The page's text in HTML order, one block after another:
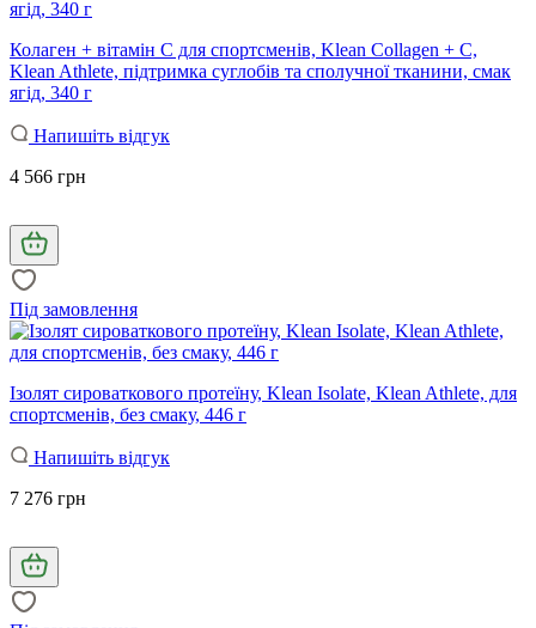
Колаген + вітамін С для спортсменів, Klean Collagen + C,
Klean Athlete, підтримка суглобів та сполучної тканини, смак
ягід, 340 г
Напишіть відгук
4 566 грн
Під замовлення
Ізолят сироваткового протеїну, Klean Isolate, Klean Athlete, для
спортсменів, без смаку, 446 г
Напишіть відгук
7 276 грн